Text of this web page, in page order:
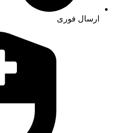
ارسال فوری